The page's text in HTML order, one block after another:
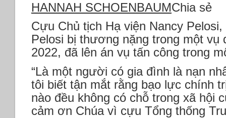
HANNAH SCHOENBAUMChia sẻ
Cựu Chủ tịch Hạ viện Nancy
Pelosi bị thương nặng trong một vụ
2022, đã lên án vụ tấn công trong
“Là một người có gia đình là nạn
tôi biết tận mắt rằng bạo lực chính
nào đều không có chỗ trong xã hội
cảm ơn Chúa vì cựu Tổng thống